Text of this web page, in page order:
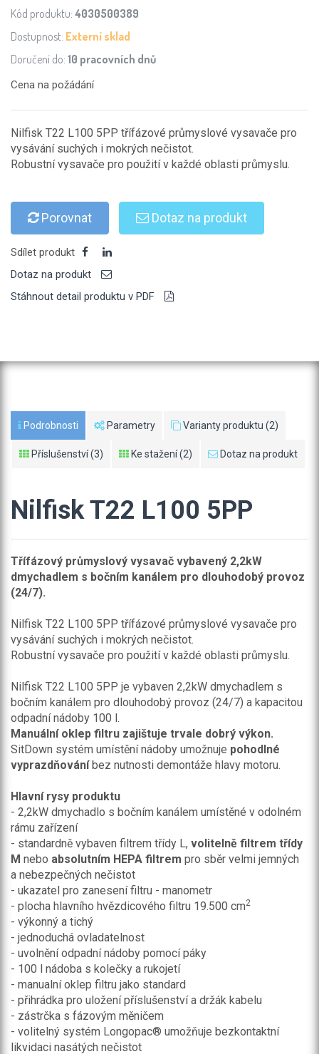
Kód produktu: 4030500389
Dostupnost: Externí sklad
Doručení do: 10 pracovních dnů
Cena na požádání
Nilfisk T22 L100 5PP třífázové průmyslové vysavače pro
vysávání suchých i mokrých nečistot.
Robustní vysavače pro použití v každé oblasti průmyslu.
Porovnat Dotaz na produkt
Sdílet produkt
Dotaz na produkt
Stáhnout detail produktu v PDF
Podrobnosti Parametry Varianty produktu (2)
Příslušenství (3) Ke stažení (2) Dotaz na produkt
Nilfisk T22 L100 5PP
Třífázový průmyslový vysavač vybavený 2,2kW
dmychadlem s bočním kanálem pro dlouhodobý provoz
(24/7).
Nilfisk T22 L100 5PP třífázové průmyslové vysavače pro
vysávání suchých i mokrých nečistot.
Robustní vysavače pro použití v každé oblasti průmyslu.
Nilfisk T22 L100 5PP je vybaven 2,2kW dmychadlem s
bočním kanálem pro dlouhodobý provoz (24/7) a kapacitou
odpadní nádoby 100 l.
Manuální oklep filtru zajištuje trvale dobrý výkon.
SitDown systém umístění nádoby umožnuje pohodlné
vyprazdňováníbez nutnosti demontáže hlavy motoru.
Hlavní rysy produktu
- 2,2kW dmychadlo s bočním kanálem umístěné v odolném
rámu zařízení
- standardně vybaven filtrem třídy L, volitelně filtrem třídy
M nebo absolutním HEPA filtrem pro sběr velmi jemných
a nebezpečných nečistot
- ukazatel pro zanesení filtru - manometr
- plocha hlavního hvězdicového filtru 19.500 cm2
- výkonný a tichý
- jednoduchá ovladatelnost
- uvolnění odpadní nádoby pomocí páky
- 100 l nádoba s kolečky a rukojetí
- manualní oklep filtru jako standard
- přihrádka pro uložení příslušenství a držák kabelu
- zástrčka s fázovým měničem
- volitelný systém Longopac® umožňuje bezkontaktní
likvidaci nasátých nečistot